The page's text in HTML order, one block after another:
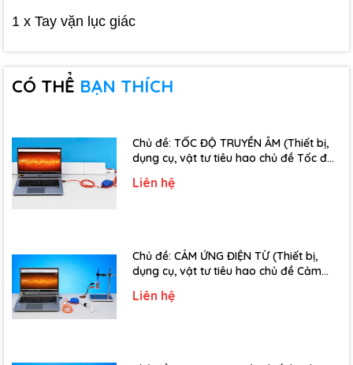
1 x Tay vặn lục giác
CÓ THỂ BẠN THÍCH
Chủ đề: TỐC ĐỘ TRUYỀN ÂM (Thiết bị,
dụng cụ, vật tư tiêu hao chủ đề Tốc độ
Liên hệ
Chủ đề: CẢM ỨNG ĐIỆN TỪ (Thiết bị,
dụng cụ, vật tư tiêu hao chủ đề Cảm
Liên hệ